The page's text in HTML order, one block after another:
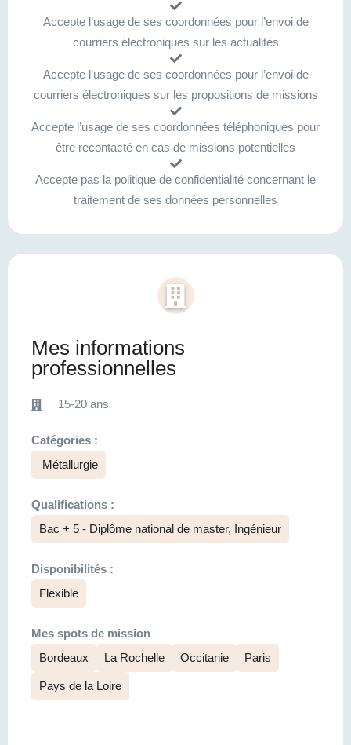
Accepte l’usage de ses coordonnées pour l’envoi de
courriers électroniques sur les actualités
Accepte l’usage de ses coordonnées pour l’envoi de
courriers électroniques sur les propositions de missions
Accepte l’usage de ses coordonnées téléphoniques pour
être recontacté en cas de missions potentielles
Accepte pas la politique de confidentialité concernant le
traitement de ses données personnelles
Mes informations
professionnelles
15-20 ans
Catégories :
Métallurgie
Qualifications :
Bac + 5 - Diplôme national de master, Ingénieur
Disponibilités :
Flexible
Mes spots de mission
Bordeaux
La Rochelle Occitanie Paris
Pays de la Loire